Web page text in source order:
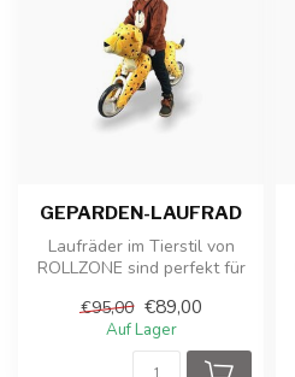
GEPARDEN-LAUFRAD
Laufräder im Tierstil von
ROLLZONE sind perfekt für
I...
€95,00 €89,00
Auf Lager